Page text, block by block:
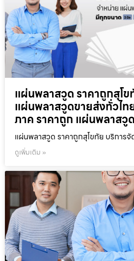
แผ่นพลาสวูด ราคาถูกสุโ
แผ่นพลาสวูดขายส่งทั่วไ
ภาค ราคาถูก แผ่นพลาสวู
แผ่นพลาสวูด ราคาถูกสุโขทัย บริการจั
ดูเพิ่มเติม »